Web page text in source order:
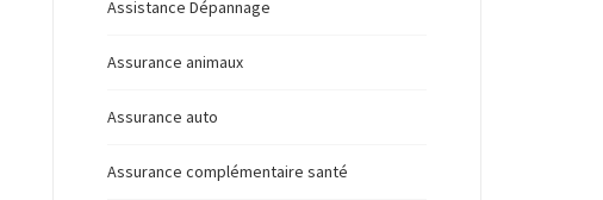
Assistance Dépannage
Assurance animaux
Assurance auto
Assurance complémentaire santé